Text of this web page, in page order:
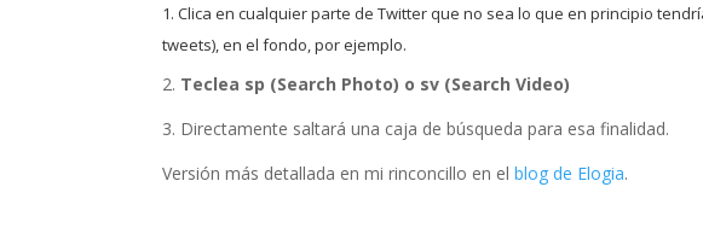
1. Clica en cualquier parte deTwitterque no sea lo que en principio
tweets), en el fondo, por ejemplo.
2. Teclea sp (Search Photo) o sv (Search Video)
3. Directamente saltará una caja de búsqueda para esa finalidad.
Versión más detallada en mi rinconcillo en elblog de Elogia.